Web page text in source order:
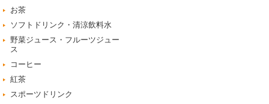
お茶
ソフトドリンク・清涼飲料水
野菜ジュース・フルーツジュー
ス
コーヒー
紅茶
スポーツドリンク